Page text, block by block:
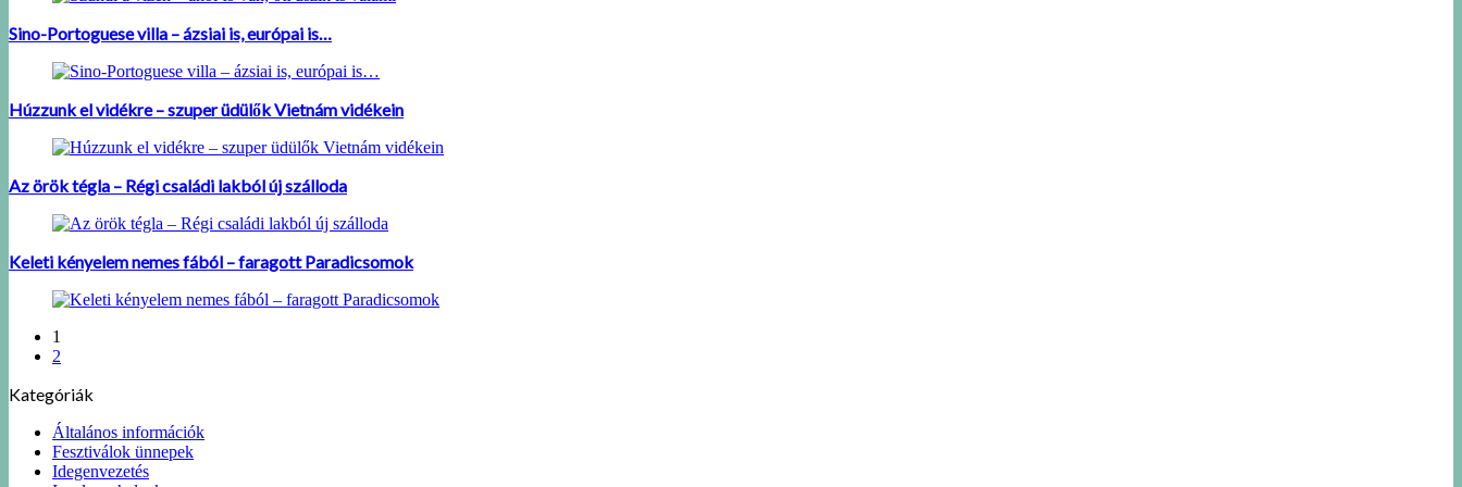
Sino-Portoguese villa – ázsiai is, európai is…
Húzzunk el vidékre – szuper üdülők Vietnám vidékein
Az örök tégla – Régi családi lakból új szálloda
Keleti kényelem nemes fából – faragott Paradicsomok
1
2
Kategóriák
Általános információk
Fesztiválok ünnepek
Idegenvezetés